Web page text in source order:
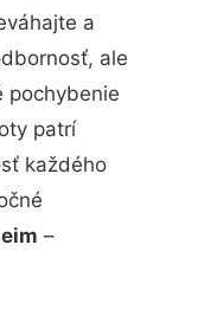
a
ale
pochybenie
patrí
každého
–